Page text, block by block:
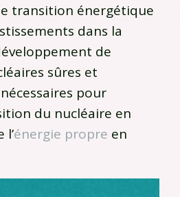
transition énergétique
dans la
de
sûres et
pour
du nucléaire en
énergie propre en